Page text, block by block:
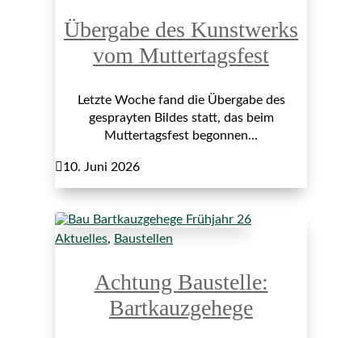
Übergabe des Kunstwerks
vom Muttertagsfest
Letzte Woche fand die Übergabe des
gesprayten Bildes statt, das beim
Muttertagsfest begonnen...
10. Juni 2026
Aktuelles, Baustellen
Achtung Baustelle:
Bartkauzgehege